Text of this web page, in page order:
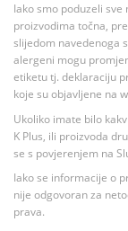
Iako smo poduzeli
proizvodima točna,
slijedom navedenoga
alergeni mogu
etiketu tj. deklaraciju
koje su objavljene na
Ukoliko imate bilo
K Plus, ili proizvoda
se s povjerenjem na
Iako se informacije o
nije odgovoran za
prava.